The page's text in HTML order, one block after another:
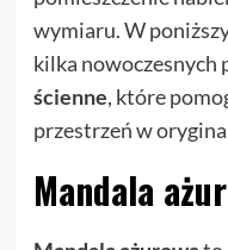
wymiaru. W
kilka nowoczesnych
ścienne, które
przestrzeń w
Mandala